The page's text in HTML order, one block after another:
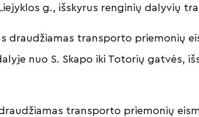
g., išskyrus renginių dalyvių
draudžiamas transporto priemonių
nuo S. Skapo iki Totorių gatvės,
draudžiamas transporto priemonių